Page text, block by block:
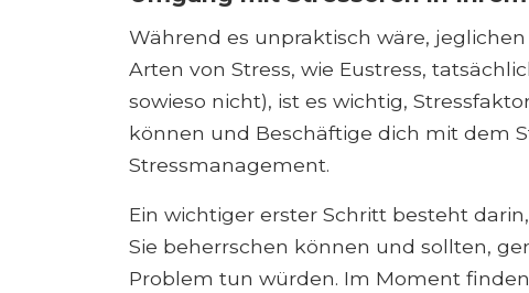
Während es unpraktisch wäre,
Arten von Stress, wie Eustress,
sowieso nicht), ist es wichtig,
können und Beschäftige dich mit dem
Stressmanagement.
Ein wichtiger erster Schritt besteht
Sie beherrschen können und sollten,
Problem tun würden. Im Moment